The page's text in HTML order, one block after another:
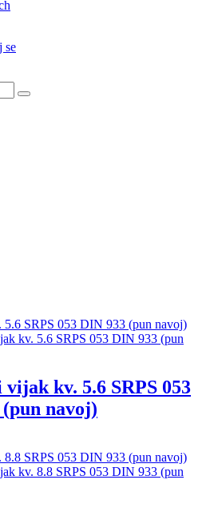
se
vijak kv. 5.6 SRPS 053
navoj)